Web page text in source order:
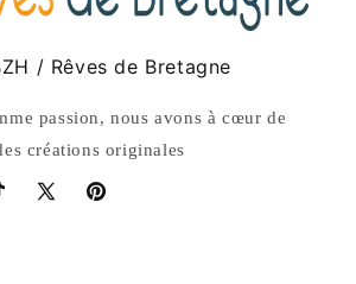
/ Rêves de Bretagne
passion, nous avons à cœur de
créations originales
X
Pinterest